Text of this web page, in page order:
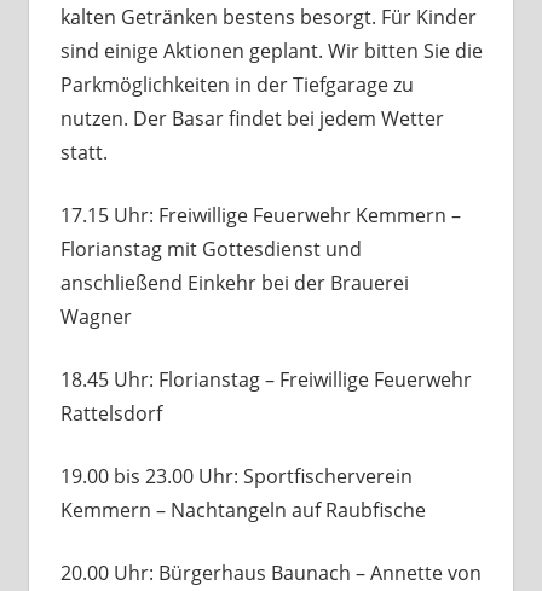
kalten Getränken bestens besorgt. Für Kinder
sind einige Aktionen geplant. Wir bitten Sie die
Parkmöglichkeiten in der Tiefgarage zu
nutzen. Der Basar findet bei jedem Wetter
statt.
17.15 Uhr: Freiwillige Feuerwehr Kemmern –
Florianstag mit Gottesdienst und
anschließend Einkehr bei der Brauerei
Wagner
18.45 Uhr: Florianstag – Freiwillige Feuerwehr
Rattelsdorf
19.00 bis 23.00 Uhr: Sportfischerverein
Kemmern – Nachtangeln auf Raubfische
20.00 Uhr: Bürgerhaus Baunach – Annette von